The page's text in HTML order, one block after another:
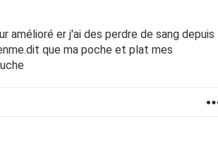
amélioré er j'ai des perdre de sang depuis
que ma poche et plat mes